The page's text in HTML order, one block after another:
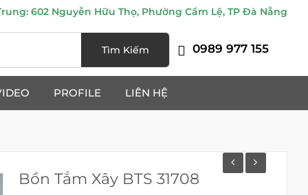
602 Nguyễn Hữu Thọ, Phường Cẩm Lệ, TP Đà Nẵng
Tìm Kiếm 0989 977 155
PROFILE LIÊN HỆ
Bồn Tắm Xây BTS 31708